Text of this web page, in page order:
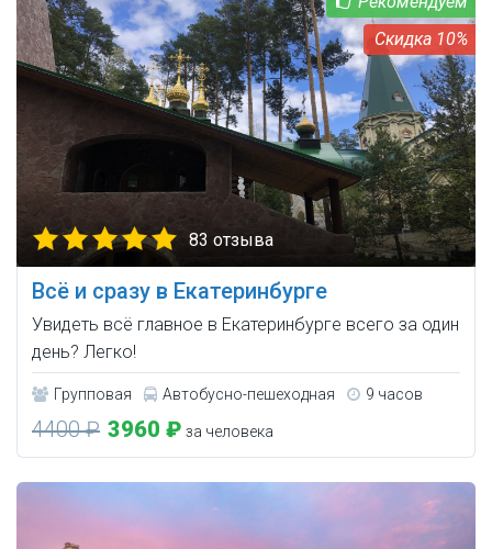
10%
83 отзыва
Всё и сразу в Екатеринбурге
Увидеть всё главное в Екатеринбурге всего за один
день? Легко!
Групповая Автобусно-пешеходная 9 часов
4400 ₽ 3960 ₽ за человека